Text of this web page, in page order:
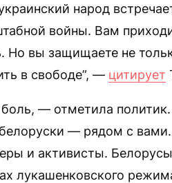
народ
войны. Вам
Но вы защищаете не
в свободе”, — цитирует
— отметила
— рядом с
и активисты.
лукашенковского